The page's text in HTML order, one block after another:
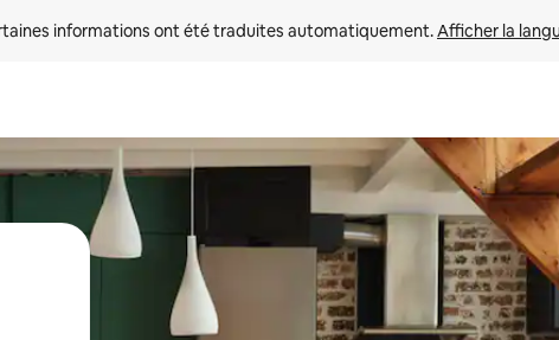
informations ont été traduites automatiquement. Afficher la